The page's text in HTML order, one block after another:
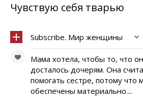
Чувствую себя тварью
Subscribe. Мир женщины
Мама хотела, чтобы то, что
досталось дочерям. Она
помогать сестре, потому что
обеспечены материально....